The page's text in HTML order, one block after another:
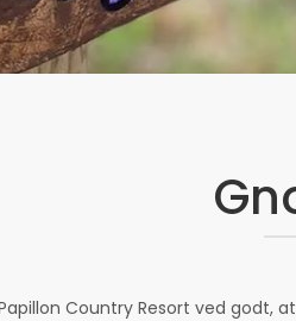
Country Resort ved